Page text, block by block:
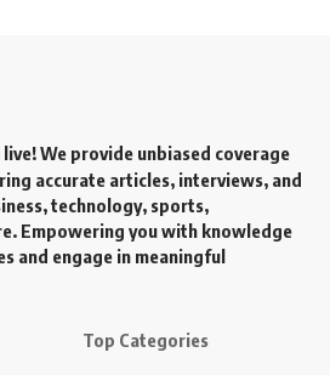
We provide unbiased coverage
accurate articles, interviews, and
technology, sports,
Empowering you with knowledge
and engage in meaningful
Top Categories